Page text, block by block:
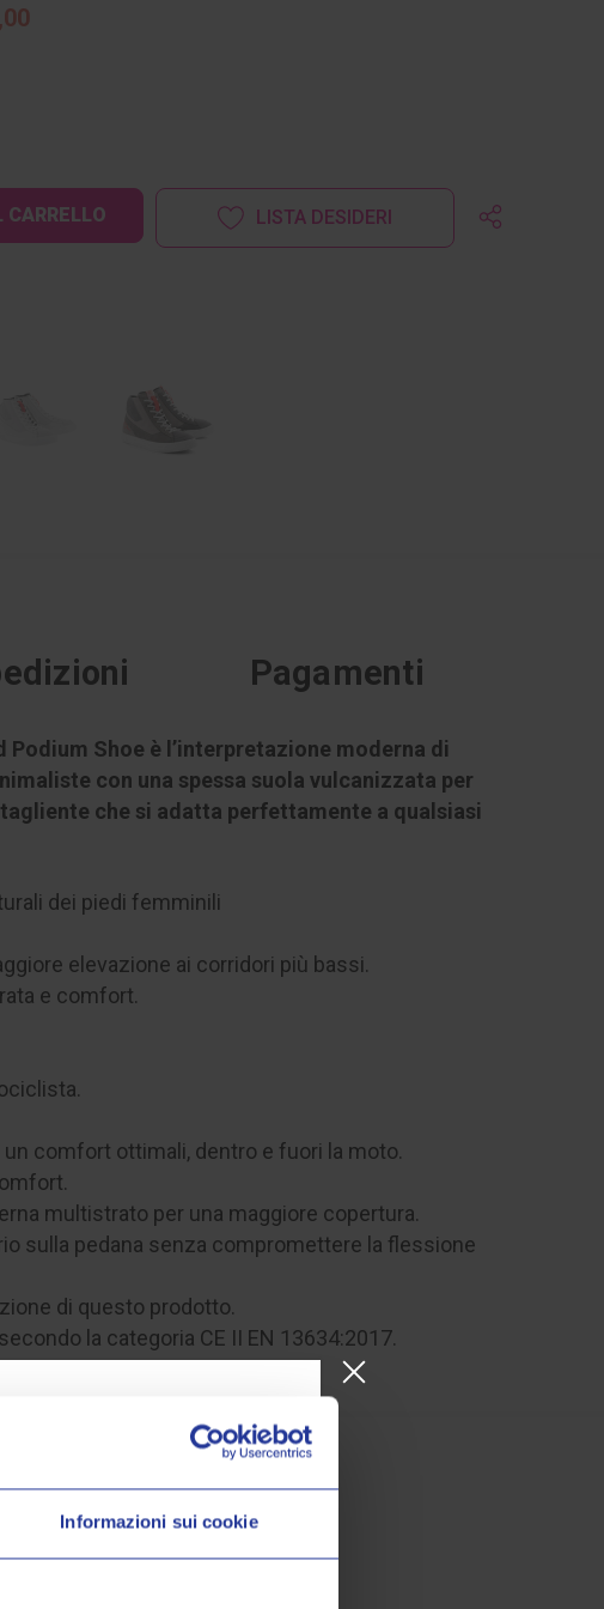
Informazioni sui cookie
LISTA DESIDERI
Pagamenti
Shoe è l’interpretazione moderna di
con una spessa suola vulcanizzata per
che si adatta perfettamente a qualsiasi
dei piedi femminili
elevazione ai corridori più bassi.
e comfort.
comfort ottimali, dentro e fuori la moto.
multistrato per una maggiore copertura.
sulla pedana senza compromettere la flessione
di questo prodotto.
la categoria CE II EN 13634:2017.
Valeri Sport